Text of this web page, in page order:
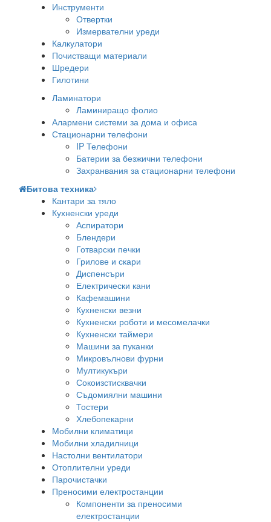
Инструменти
Отвертки
Измервателни уреди
Калкулатори
Почистващи материали
Шредери
Гилотини
Ламинатори
Ламиниращо фолио
Алармени системи за дома и офиса
Стационарни телефони
IP Телефони
Батерии за безжични телефони
Захранвания за стационарни телефони
Битова техника
Кантари за тяло
Кухненски уреди
Аспиратори
Блендери
Готварски печки
Грилове и скари
Диспенсъри
Електрически кани
Кафемашини
Кухненски везни
Кухненски роботи и месомелачки
Кухненски таймери
Машини за пуканки
Микровълнови фурни
Мултикукъри
Сокоизстисквачки
Съдомиялни машини
Тостери
Хлебопекарни
Мобилни климатици
Мобилни хладилници
Настолни вентилатори
Отоплителни уреди
Парочистачки
Преносими електростанции
Компоненти за преносими
електростанции